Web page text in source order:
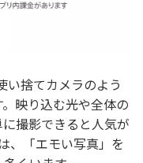
い捨てカメラのよう
映り込む光や全体の
撮影できると人気が
、「エモい写真」を